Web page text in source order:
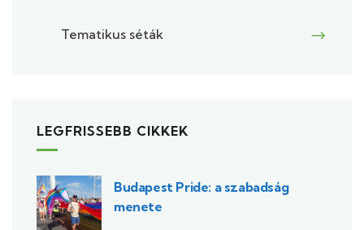
Tematikus séták
LEGFRISSEBB CIKKEK
Budapest Pride: a szabadság
menete